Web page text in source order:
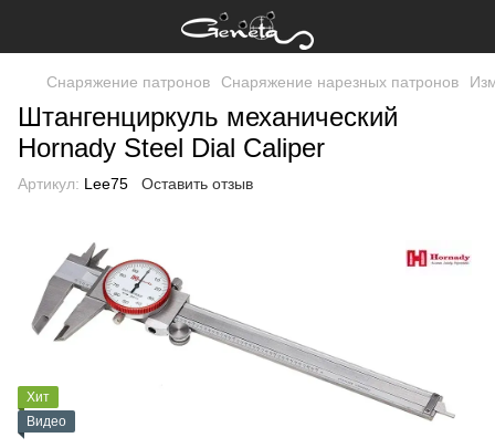
Снаряжение патронов Снаряжение нарезных патронов
Штангенциркуль механический
Hornady Steel Dial Caliper
Артикул: Lee75 Оставить отзыв
Хит
Видео